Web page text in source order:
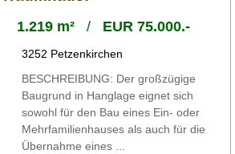
1.219 m²/ EUR 75.000.-
3252 Petzenkirchen
BESCHREIBUNG: Der großzügige
Baugrund in Hanglage eignet sich
sowohl für den Bau eines Ein- oder
Mehrfamilienhauses als auch für die
Übernahme eines ...